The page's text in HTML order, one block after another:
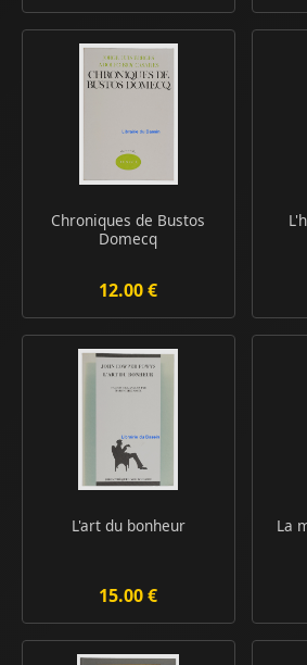
Chroniques de Bustos
Domecq
12.00 €
L'art du bonheur
15.00 €
La